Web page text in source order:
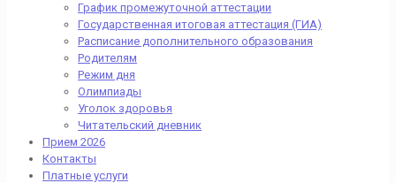
График промежуточной аттестации
Государственная итоговая аттестация (ГИА)
Расписание дополнительного образования
Родителям
Режим дня
Олимпиады
Уголок здоровья
Читательский дневник
Прием 2026
Контакты
Платные услуги